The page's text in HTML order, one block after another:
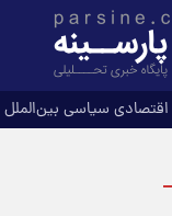
اقتصادی سیاسی بین‌الملل